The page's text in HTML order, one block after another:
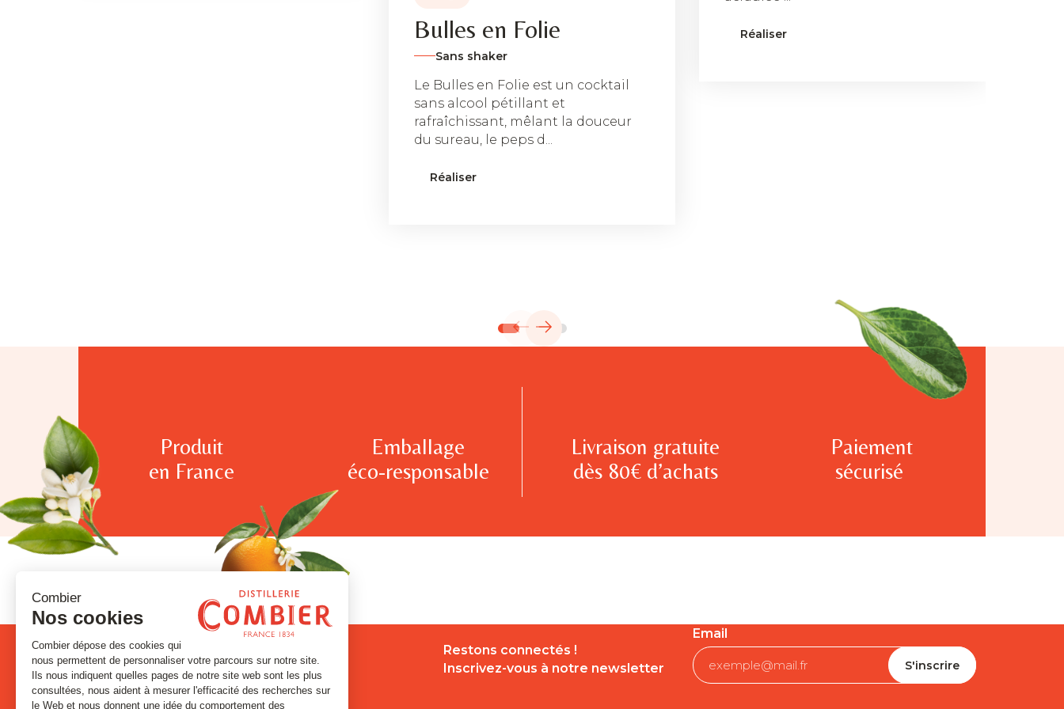
Bulles en Folie
Sans shaker
Le Bulles en Folie est un cocktail
sans alcool pétillant et
rafraîchissant, mêlant la douceur
du sureau, le peps d...
Réaliser
Réaliser
Produit
en France
Emballage
éco-responsable
Livraison gratuite
dès 80€ d’achats
Paiement
sécurisé
Restons connectés !
Inscrivez-vous à notre newsletter
Email